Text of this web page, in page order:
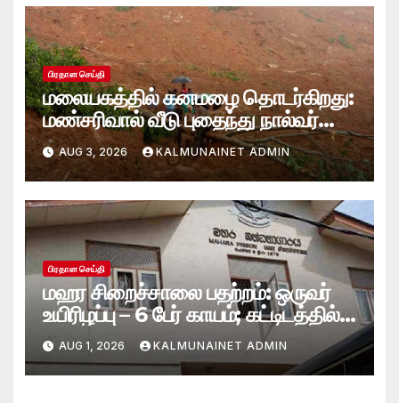
பிரதான செய்தி
மலையகத்தில் கனமழை தொடர்கிறது:
மண்சரிவால் வீடு புதைந்து நால்வர்
மாயம்
AUG 3, 2026 KALMUNAINET ADMIN
பிரதான செய்தி
மஹர சிறைச்சாலை பதற்றம்: ஒருவர்
உயிரிழப்பு – 6 பேர் காயம்; கட்டிடத்தில்
பாரிய தீ
AUG 1, 2026 KALMUNAINET ADMIN